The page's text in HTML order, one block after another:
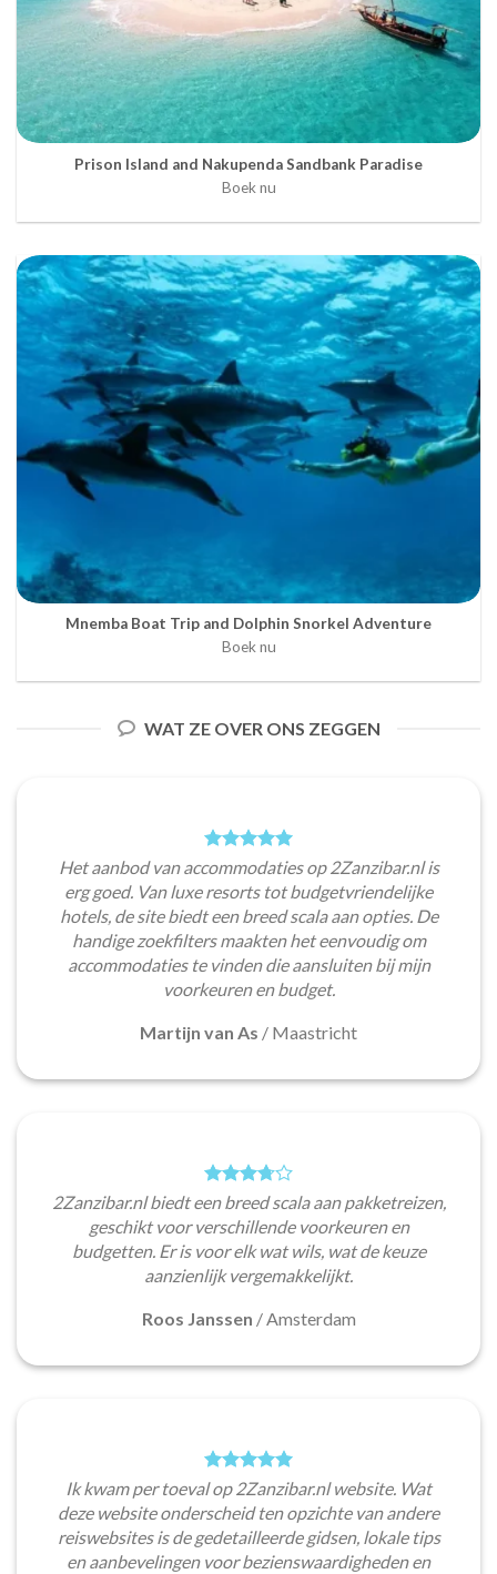
Prison Island and Nakupenda Sandbank Paradise
Boek nu
Mnemba Boat Trip and Dolphin Snorkel Adventure
Boek nu
WAT ZE OVER ONS ZEGGEN
Het aanbod van accommodaties op 2Zanzibar.nl is
erg goed. Van luxe resorts tot budgetvriendelijke
hotels, de site biedt een breed scala aan opties. De
handige zoekfilters maakten het eenvoudig om
accommodaties te vinden die aansluiten bij mijn
voorkeuren en budget.
Martijn van As / Maastricht
2Zanzibar.nl biedt een breed scala aan pakketreizen,
geschikt voor verschillende voorkeuren en
budgetten. Er is voor elk wat wils, wat de keuze
aanzienlijk vergemakkelijkt.
Roos Janssen /Amsterdam
Ik kwam per toeval op 2Zanzibar.nl website. Wat
deze website onderscheid ten opzichte van andere
reiswebsites is de gedetailleerde gidsen, lokale tips
en aanbevelingen voor bezienswaardigheden en